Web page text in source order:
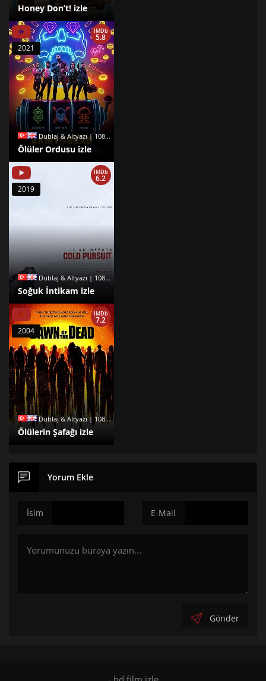
Honey Don’t! izle
Dublaj & Altyazı | 1080p |
Ölüler Ordusu izle
IMDb
5.8
2021
Dublaj & Altyazı | 1080p |
Soğuk İntikam izle
IMDb
6.2
2019
Dublaj & Altyazı | 1080p |
Ölülerin Şafağı izle
IMDb
7.2
2004
Yorum Ekle
İsim E-Mail
Gönder